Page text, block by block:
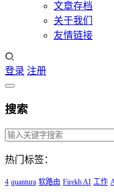
文章存档
关于我们
友情链接
登录 注册
搜索
热门标签：
4 quantura 软路由 Firekb AI 工作